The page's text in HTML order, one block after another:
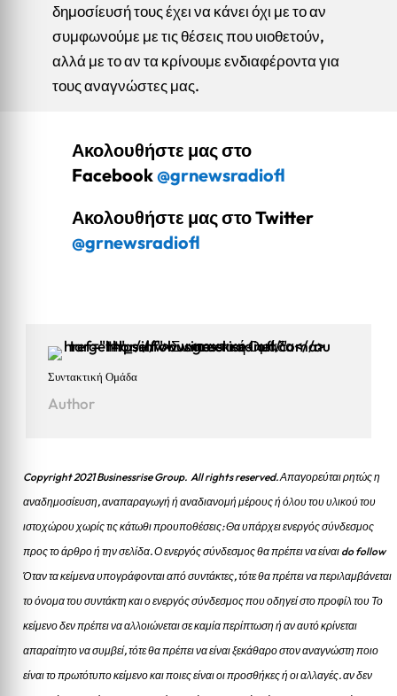
δημοσίευσή τους έχει να κάνει όχι με το αν
συμφωνούμε με τις θέσεις που υιοθετούν,
αλλά με το αν τα κρίνουμε ενδιαφέροντα για
τους αναγνώστες μας.
Ακολουθήστε μας στο
Facebook@grnewsradiofl
Ακολουθήστε μας στο Twitter
@grnewsradiofl
Συντακτική Ομάδα
Author
Copyright 2021 Businessrise Group. All rights reserved. Απαγορεύται ρητώς η
αναδημοσίευση, αναπαραγωγή ή αναδιανομή μέρους ή όλου του υλικού του
ιστοχώρου χωρίς τις κάτωθι προυποθέσεις: Θα υπάρχει ενεργός σύνδεσμος
προς το άρθρο ή την σελίδα.Ο ενεργός σύνδεσμος θα πρέπει να είναι do follow
Όταν τα κείμενα υπογράφονται από συντάκτες, τότε θα πρέπει να περιλαμβάνεται
το όνομα του συντάκτη και ο ενεργός σύνδεσμος που οδηγεί στο προφίλ του Το
κείμενο δεν πρέπει να αλλοιώνεται σε καμία περίπτωση ή αν αυτό κρίνεται
απαραίτητο να συμβεί, τότε θα πρέπει να είναι ξεκάθαρο στον αναγνώστη ποιο
είναι το πρωτότυπο κείμενο και ποιες είναι οι προσθήκες ή οι αλλαγές. αν δεν